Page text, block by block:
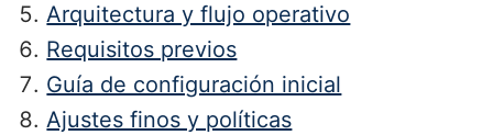
Arquitectura y flujo operativo
Requisitos previos
Guía de configuración inicial
Ajustes finos y políticas